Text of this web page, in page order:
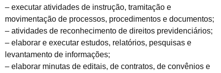
– executar atividades de instrução, tramitação e
movimentação de processos, procedimentos e documentos;
– atividades de reconhecimento de direitos previdenciários;
– elaborar e executar estudos, relatórios, pesquisas e
levantamento de informações;
– elaborar minutas de editais, de contratos, de convênios e